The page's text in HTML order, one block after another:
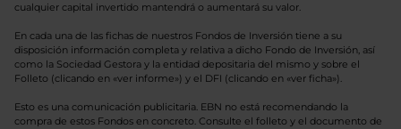
cualquier capital invertido mantendrá o aumentará su valor.
En cada una de las fichas de nuestros Fondos de Inversión tiene a su
disposición información completa y relativa a dicho Fondo de Inversión, así
como la Sociedad Gestora y la entidad depositaria del mismo y sobre el
Folleto (clicando en «ver informe») y el DFI (clicando en «ver ficha»).
Esto es una comunicación publicitaria. EBN no está recomendando la
compra de estos Fondos en concreto. Consulte el folleto y el documento de